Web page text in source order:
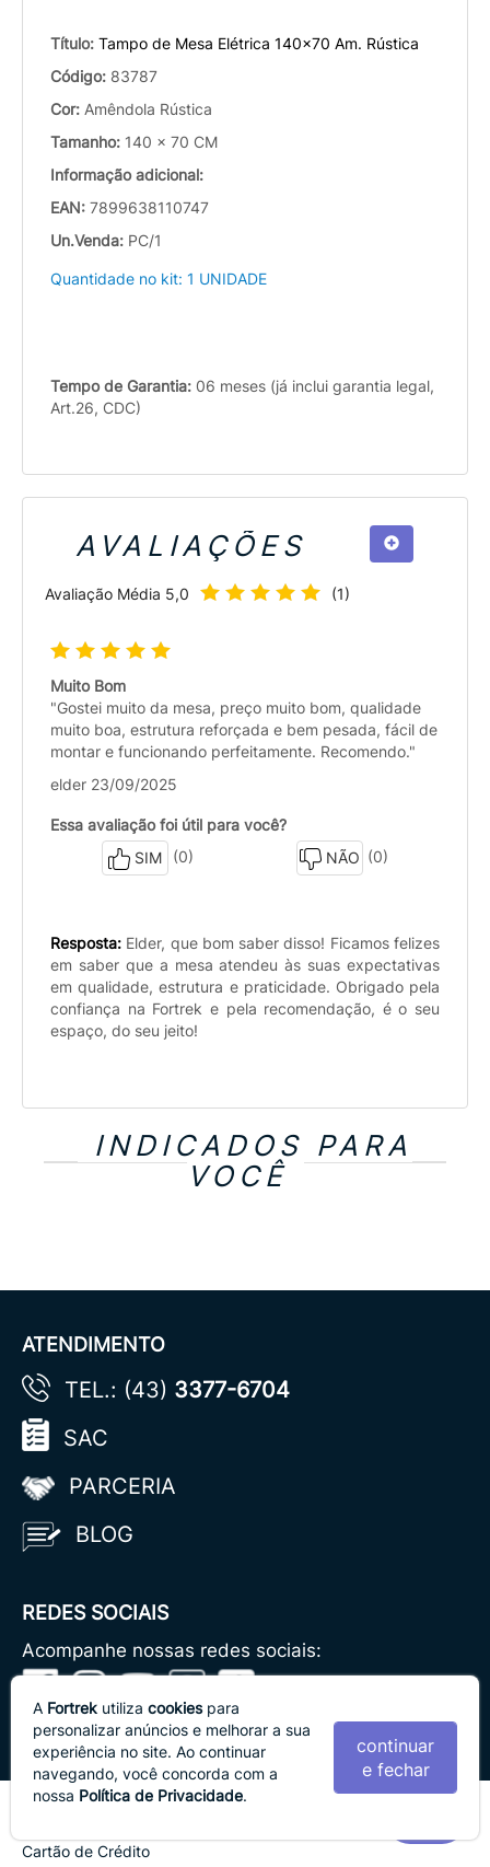
Título: Tampo de Mesa Elétrica 140x70 Am. Rústica
Código: 83787
Cor: Amêndola Rústica
Tamanho: 140 x 70 CM
Informação adicional:
EAN: 7899638110747
Un.Venda: PC/1
Quantidade no kit: 1 UNIDADE
Tempo de Garantia: 06 meses (já inclui garantia legal,
Art.26, CDC)
AVALIAÇÕES
Avaliação Média 5,0 (1)
Muito Bom
"Gostei muito da mesa, preço muito bom, qualidade
muito boa, estrutura reforçada e bem pesada, fácil de
montar e funcionando perfeitamente. Recomendo."
elder 23/09/2025
Essa avaliação foi útil para você?
SIM
(0) NÃO (0)
Resposta: Elder, que bom saber disso! Ficamos felizes
em saber que a mesa atendeu às suas expectativas
em qualidade, estrutura e praticidade. Obrigado pela
confiança na Fortrek e pela recomendação, é o seu
espaço, do seu jeito!
INDICADOS PARA
VOCÊ
ATENDIMENTO
TEL.: (43) 3377-6704
SAC
PARCERIA
BLOG
REDES SOCIAIS
Acompanhe nossas redes sociais:
Cartão de Crédito
A Fortrek utiliza cookiespara
personalizar anúncios e melhorar a sua
experiência no site. Ao continuar
navegando, você concorda com a
nossa Política de Privacidade.
continuar
e fechar